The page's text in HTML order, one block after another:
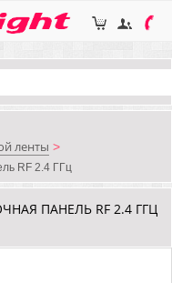
ленты >
RF 2.4 ГГц
ПАНЕЛЬ RF 2.4 ГГЦ